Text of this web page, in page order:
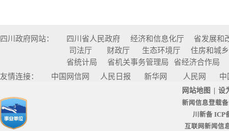
四川政府网站： 四川省人民政府 经济和信息化厅
省发展和
司法厅
财政厅 生态环境厅
住房和城
省统计局
省机关事务管理局
省经济合作局
友情连接：
中国网信网 人民日报 新华网 人民网 中
网站地图 设
新闻信息登载
川新备 ICP
互联网新闻信